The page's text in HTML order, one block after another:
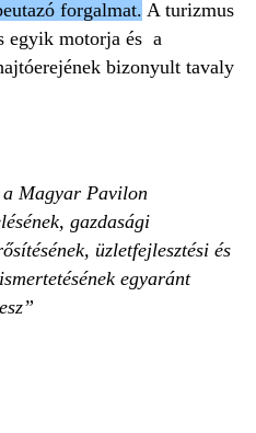
forgalmat. A turizmus
egyik motorja és a
bizonyult tavaly
a Magyar Pavilon
gazdasági
üzletfejlesztési és
egyaránt